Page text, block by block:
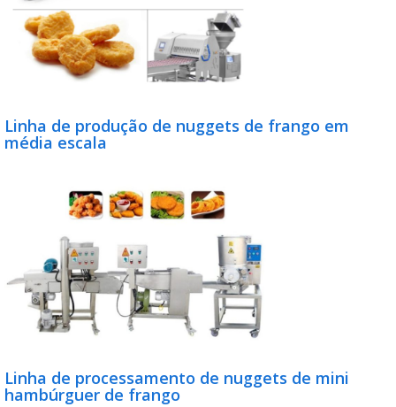
Linha de produção de nuggets de frango em
média escala
Linha de processamento de nuggets de mini
hambúrguer de frango